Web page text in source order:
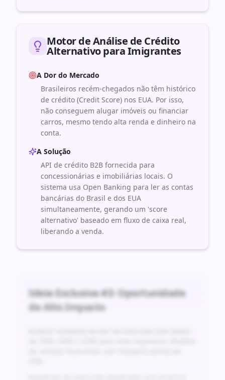
Motor de Análise de Crédito
Alternativo para Imigrantes
A Dor do Mercado
Brasileiros recém-chegados não têm histórico
de crédito (Credit Score) nos EUA. Por isso,
não conseguem alugar imóveis ou financiar
carros, mesmo tendo alta renda e dinheiro na
conta.
A Solução
API de crédito B2B fornecida para
concessionárias e imobiliárias locais. O
sistema usa Open Banking para ler as contas
bancárias do Brasil e dos EUA
simultaneamente, gerando um 'score
alternativo' baseado em fluxo de caixa real,
liberando a venda.
Ideia Exclusiva #3: Oportunidade
de Alto Impacto